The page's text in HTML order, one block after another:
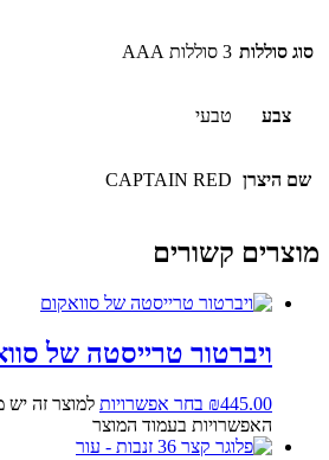
סוג סוללות 3 סוללות AAA
צבע טבעי
שם היצרן CAPTAIN RED
מוצרים קשורים
ויברטור טרייסטה של
₪445.00 בחר אפשרויות למוצר זה יש
האפשרויות בעמוד המוצר